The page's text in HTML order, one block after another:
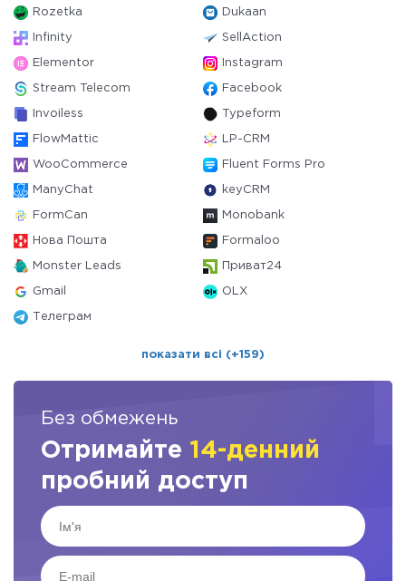
Rozetka Dukaan
Infinity SellAction
Elementor Instagram
Stream Telecom Facebook
Invoiless Typeform
FlowMattic LP-CRM
WooCommerce Fluent Forms Pro
ManyChat keyCRM
FormCan Monobank
Нова Пошта Formaloo
Monster Leads Приват24
Gmail OLX
Телеграм
показати всі (+159)
Без обмежень
Отримайте 14-денний
пробний доступ